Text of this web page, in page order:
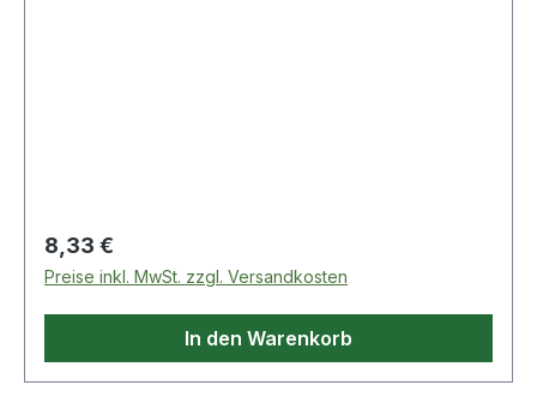
Regulärer Preis:
8,33 €
Preise inkl. MwSt. zzgl. Versandkosten
In den Warenkorb